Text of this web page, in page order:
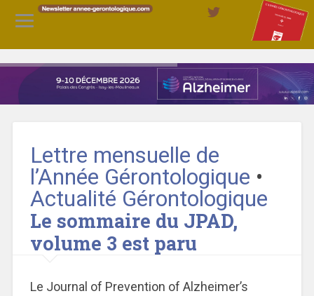
Lettre mensuelle de
l’Année Gérontologique •
Actualité Gérontologique
Le sommaire du JPAD,
volume 3 est paru
Le Journal of Prevention of Alzheimer’s